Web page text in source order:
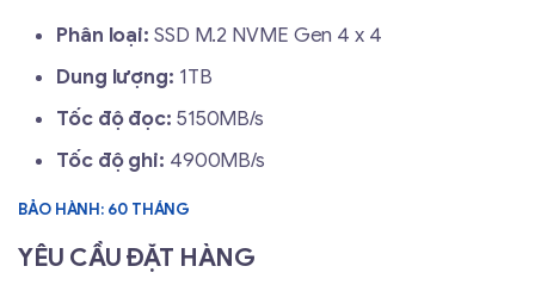
Phân loại: SSD M.2 NVME Gen 4 x 4
Dung lượng: 1TB
Tốc độ đọc: 5150MB/s
Tốc độ ghi: 4900MB/s
BẢO HÀNH: 60 THÁNG
YÊU CẦU ĐẶT HÀNG